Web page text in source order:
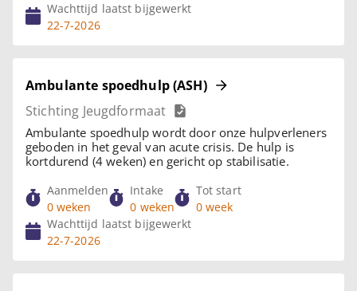
Wachttijd laatst bijgewerkt
22-7-2026
Ambulante spoedhulp (ASH)
Stichting Jeugdformaat
Ambulante spoedhulp wordt door onze hulpverleners
geboden in het geval van acute crisis. De hulp is
kortdurend (4 weken) en gericht op stabilisatie.
Aanmelden
0 weken
Intake
0 weken
Tot start
0 week
Wachttijd laatst bijgewerkt
22-7-2026